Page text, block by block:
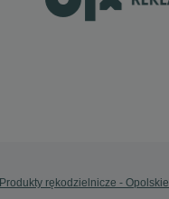
Produkty rękodzielnicze - Opolskie